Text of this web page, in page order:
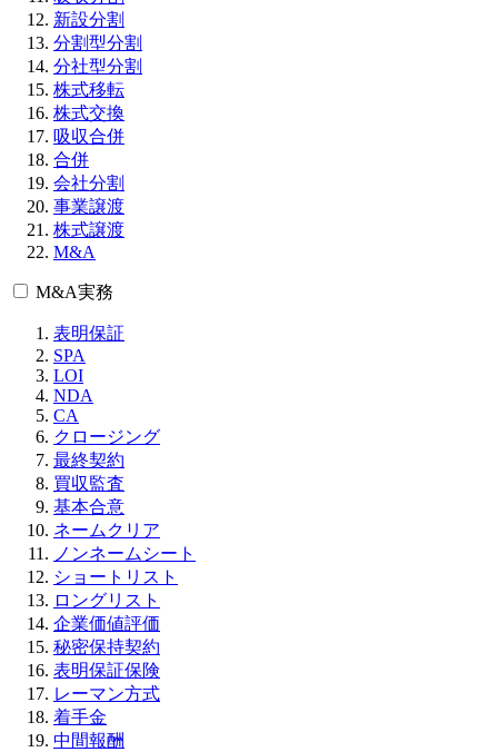
新設分割
分割型分割
分社型分割
株式移転
株式交換
吸収合併
合併
会社分割
事業譲渡
株式譲渡
M&A
M&A実務
表明保証
SPA
LOI
NDA
CA
クロージング
最終契約
買収監査
基本合意
ネームクリア
ノンネームシート
ショートリスト
ロングリスト
企業価値評価
秘密保持契約
表明保証保険
レーマン方式
着手金
中間報酬